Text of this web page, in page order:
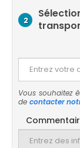
2
Vous souhaitez
de contacter